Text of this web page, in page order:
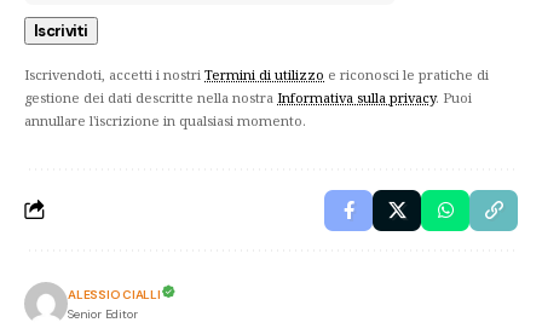
Iscrivendoti, accetti i nostri Termini di utilizzo e riconosci le pratiche di
gestione dei dati descritte nella nostra Informativa sulla privacy. Puoi
annullare l'iscrizione in qualsiasi momento.
ALESSIO CIALLI
Senior Editor